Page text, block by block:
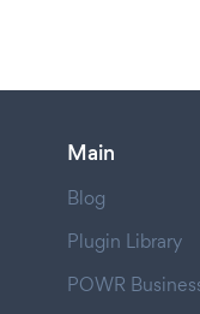
Main
Blog
Plugin Library
POWR